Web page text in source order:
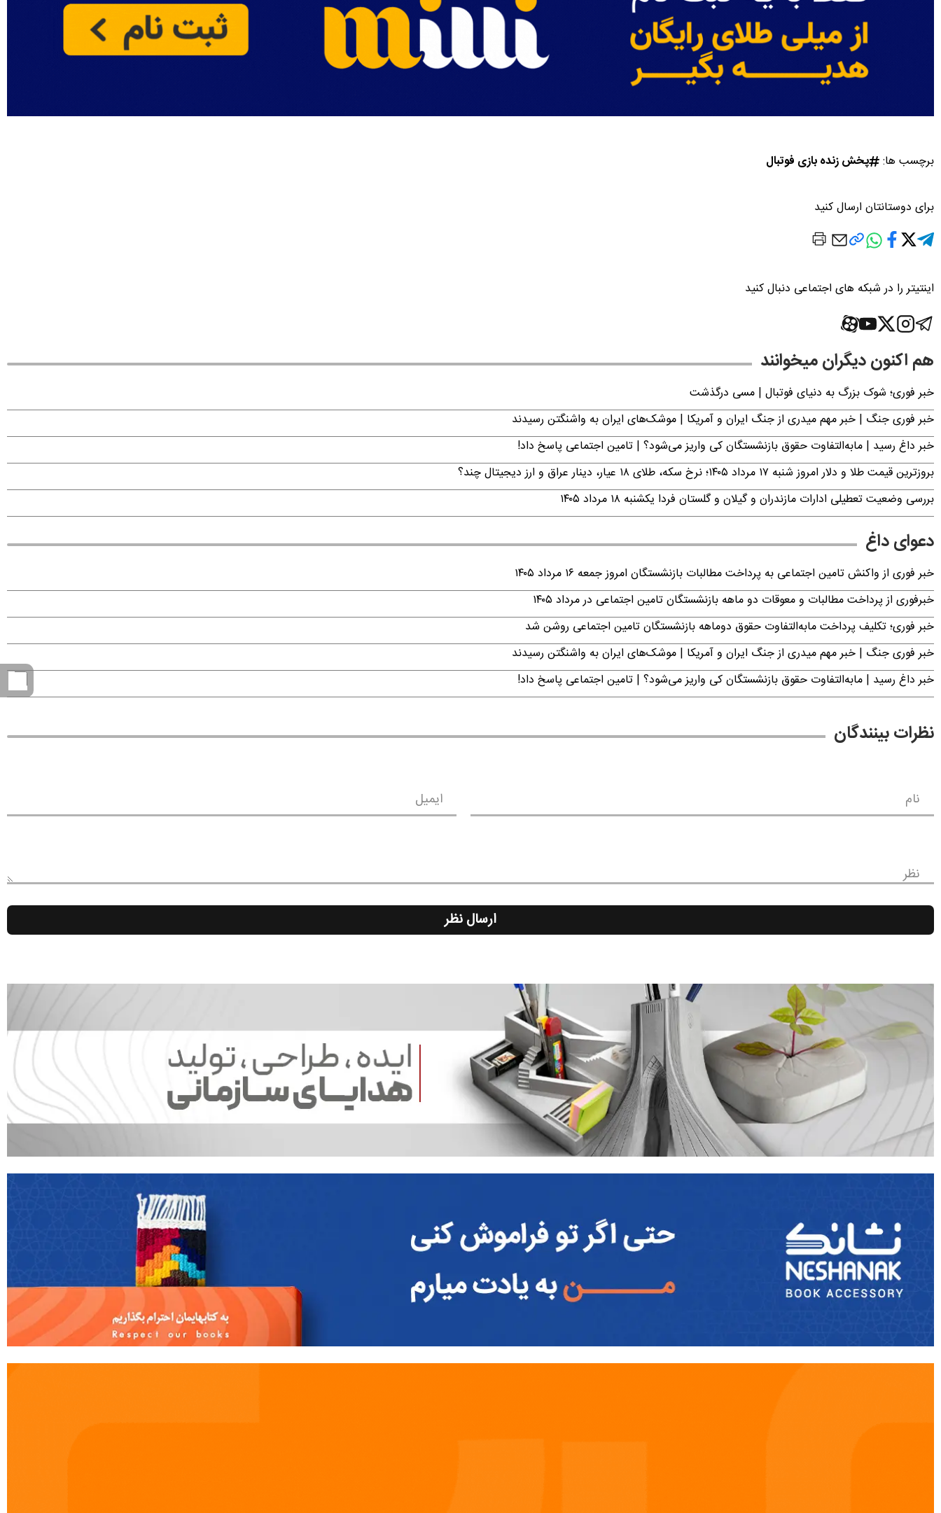
برچسب ها: پخش زنده بازی فوتبال
برای دوستانتان ارسال کنید
اینتیتر را در شبکه های اجتماعی دنبال کنید
هم اکنون دیگران میخوانند
خبر فوری؛‌ شوک بزرگ به دنیای فوتبال | مسی درگذشت
خبر فوری جنگ | خبر مهم میدری از جنگ ایران و آمریکا | موشک‌های ایران به واشنگتن رسیدند
خبر داغ رسید | مابه‌التفاوت حقوق بازنشستگان کی واریز می‌شود؟ | تامین اجتماعی پاسخ داد!
بروزترین قیمت طلا و دلار امروز شنبه ۱۷ مرداد ۱۴۰۵؛ نرخ سکه، طلای ۱۸ عیار، دینار عراق و ارز دیجیتال چند؟
بررسی وضعیت تعطیلی ادارات مازندران و گیلان و گلستان فردا یکشنبه ۱۸ مرداد ۱۴۰۵
دعوای داغ
خبر فوری از واکنش تامین اجتماعی به پرداخت مطالبات بازنشستگان امروز جمعه ۱۶ مرداد ۱۴۰۵
خبرفوری از پرداخت مطالبات و معوقات دو ماهه بازنشستگان تامین اجتماعی در مرداد ۱۴۰۵
خبر فوری؛ تکلیف پرداخت مابه‌التفاوت حقوق دوماهه بازنشستگان تامین اجتماعی روشن شد
خبر فوری جنگ | خبر مهم میدری از جنگ ایران و آمریکا | موشک‌های ایران به واشنگتن رسیدند
خبر داغ رسید | مابه‌التفاوت حقوق بازنشستگان کی واریز می‌شود؟ | تامین اجتماعی پاسخ داد!
نظرات بینندگان
نام ایمیل
نظر
ارسال نظر